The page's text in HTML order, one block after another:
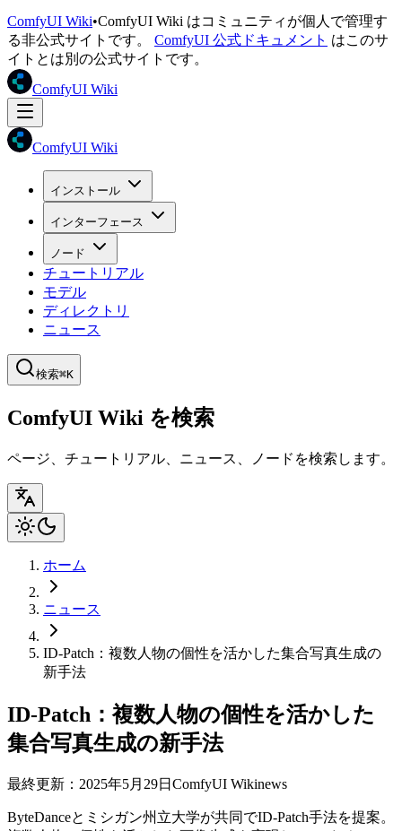
ComfyUI Wiki•ComfyUI Wiki はコミュニティが個人で管理す
る非公式サイトです。
ComfyUI 公式ドキュメント はこのサ
イトとは別の公式サイトです。
ComfyUI Wiki
ComfyUI Wiki
インストール
インターフェース
ノード
チュートリアル
モデル
ディレクトリ
ニュース
検索⌘K
ComfyUI Wiki を検索
ページ、チュートリアル、ニュース、ノードを検索します。
ホーム
ニュース
ID-Patch：複数人物の個性を活かした集合写真生成の
新手法
ID-Patch：複数人物の個性を活かした
集合写真生成の新手法
最終更新：2025年5月29日 ComfyUI Wikinews
ByteDanceとミシガン州立大学が共同でID-Patch手法を提案。